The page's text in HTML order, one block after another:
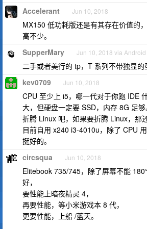
Accelerant Jun 10, 2018
MX150 低功耗版还是有其存在价值的
高不少。
SupperMary Jun 10, 2018 via Android
二手或者美行的 tp，T 系列不带独显的
kev0709 Jun 10, 2018
CPU 至少上 i5，哪一代对于你跑 IDE
大，但硬盘一定要 SSD，内存 8G 足
折腾 Linux 吧，如果要折腾 Linux，那
目前自用 x240 i3-4010u，除了 CPU
挺好的。
circsqua Jun 10, 2018
Elitebook 735/745，除了屏幕不能
好，
要性能上暗夜精灵 4，
再要性能，等小米游戏本 8 代，
更要性能，上船 /蓝天。